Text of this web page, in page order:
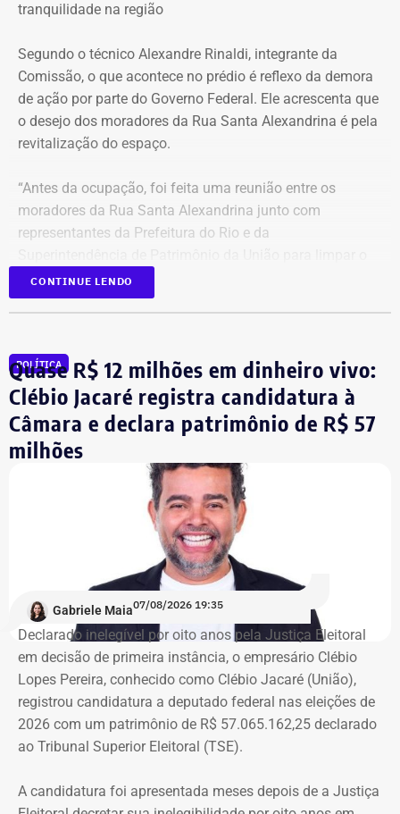
nebulosidade e possibilidade de pancadas de chuva à
A mudança ocorre com o afastamento da frente fria que
atuou sobre o estado e a aproximação de um novo
sistema.
tranquilidade na região
Segundo o técnico Alexandre Rinaldi, integrante da
Comissão, o que acontece no prédio é reflexo da demora
de ação por parte do Governo Federal. Ele acrescenta que
o desejo dos moradores da Rua Santa Alexandrina é pela
revitalização do espaço.
“Antes da ocupação, foi feita uma reunião entre os
moradores da Rua Santa Alexandrina junto com
representantes da Prefeitura do Rio e da
terreno até passar para o Arquivo Nacional. Mas o
Governo Federal demorou tanto para agir que hoje
comentou.
Integrante de movimento afirma que
ocupação aconteceu após quatro
Integrante do Movimento de Luta nos Bairros, Vilas e
Favelas (MLB), dona Enita afirmou que o grupo de
ocupantes chegou ao atual prédio depois de sofrer quatro
“Nós já sofremos quatro despejos. O objetivo da
ocupação é justamente dar ao imóvel uma função social
que atenda as necessidades básicas das famílias. Desde
que eu entrei no MLB nunca faltou comida. Só o que falta
mesmo é um teto, um lar para morar. Queremos fazer
valer um direito constitucional que nunca foi cumprido”
A Central de Movimentos Populares do Rio de Janeiro
CONTINUE LENDO
POLÍTICA
Quase R$ 12 milhões em dinheiro vivo:
Clébio Jacaré registra candidatura à
Câmara e declara patrimônio de R$ 57
milhões
Gabriele Maia07/08/2026 19:35
Declarado inelegível por oito anos pela Justiça Eleitoral
em decisão de primeira instância, o empresário Clébio
Lopes Pereira, conhecido como Clébio Jacaré (União),
registrou candidatura a deputado federal nas eleições de
2026 com um patrimônio de R$ 57.065.162,25 declarado
ao Tribunal Superior Eleitoral (TSE).
A candidatura foi apresentada meses depois de a Justiça